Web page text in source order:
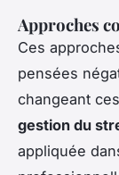
Approches
Ces
pensées
changeant
gestion du
appliquée